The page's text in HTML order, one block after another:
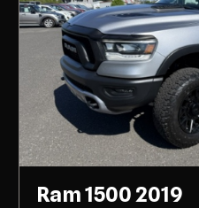
Ram 1500 2019